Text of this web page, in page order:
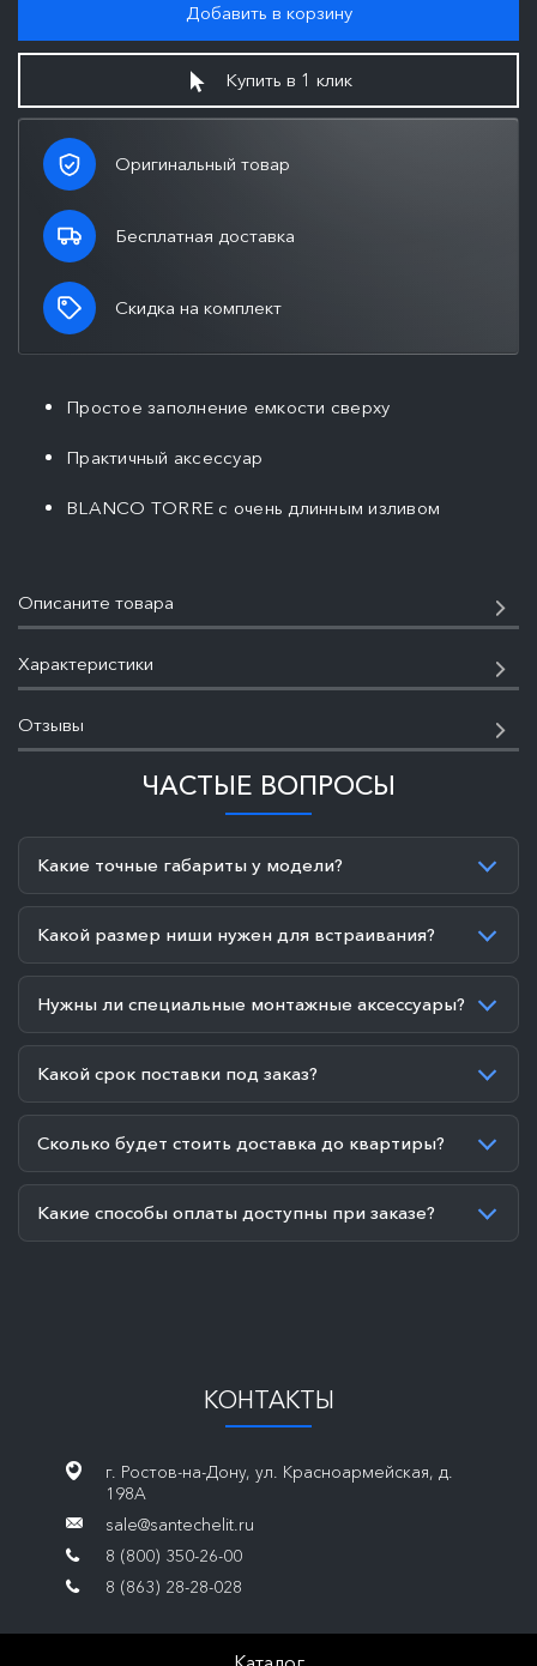
Добавить в корзину
Купить в 1 клик
Оригинальный товар
Бесплатная доставка
Скидка на комплект
Простое заполнение емкости сверху
Практичный аксессуар
BLANCO TORRE с очень длинным изливом
Описаните товара
Характеристики
Отзывы
ЧАСТЫЕ ВОПРОСЫ
Какие точные габариты у модели?
Какой размер ниши нужен для встраивания?
Нужны ли специальные монтажные аксессуары?
Какой срок поставки под заказ?
Сколько будет стоить доставка до квартиры?
Какие способы оплаты доступны при заказе?
КОНТАКТЫ
г. Ростов-на-Дону, ул. Красноармейская, д.
198А
sale@santechelit.ru
8 (800) 350-26-00
8 (863) 28-28-028